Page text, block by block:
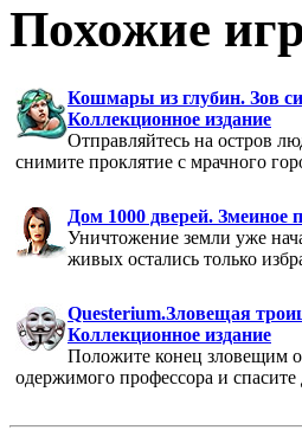
Похожие
Кошмары из глубин. Зов
Коллекционное издание
Отправляйтесь на остров
снимите проклятие с мрачного
Дом 1000 дверей. Змеиное
Уничтожение земли уже
живых остались только
Questerium.Зловещая
Коллекционное издание
Положите конец зловещим
одержимого профессора и спасите